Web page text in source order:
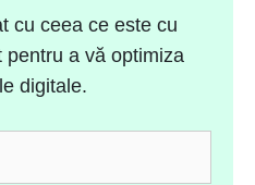
cu ceea ce este cu
a vă optimiza
digitale.